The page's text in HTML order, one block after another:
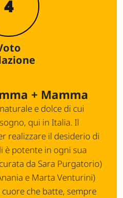
4
+ Mamma
e dolce di cui
qui in Italia. Il
realizzare il desiderio di
è potente in ogni sua
da Sara Purgatorio)
e Marta Venturini)
che batte, sempre